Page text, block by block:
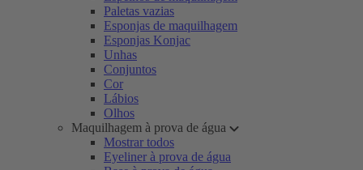
Paletas vazias
Esponjas de maquilhagem
Esponjas Konjac
Unhas
Conjuntos
Cor
Lábios
Olhos
Maquilhagem à prova de água
Mostrar todos
Eyeliner à prova de água